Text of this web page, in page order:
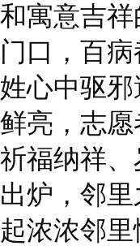
和寓意吉
门口，百
姓心中驱
鲜亮，志
祈福纳祥
出炉，邻
起浓浓邻